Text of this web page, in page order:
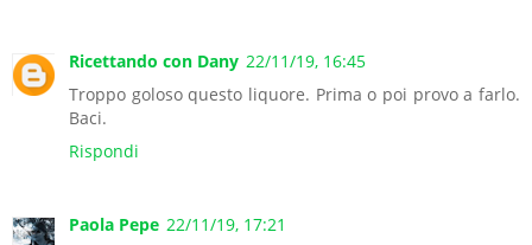
Ricettando con Dany 22/11/19, 16:45
Troppo goloso questo liquore. Prima o poi provo a farlo.
Baci.
Rispondi
Paola Pepe 22/11/19, 17:21